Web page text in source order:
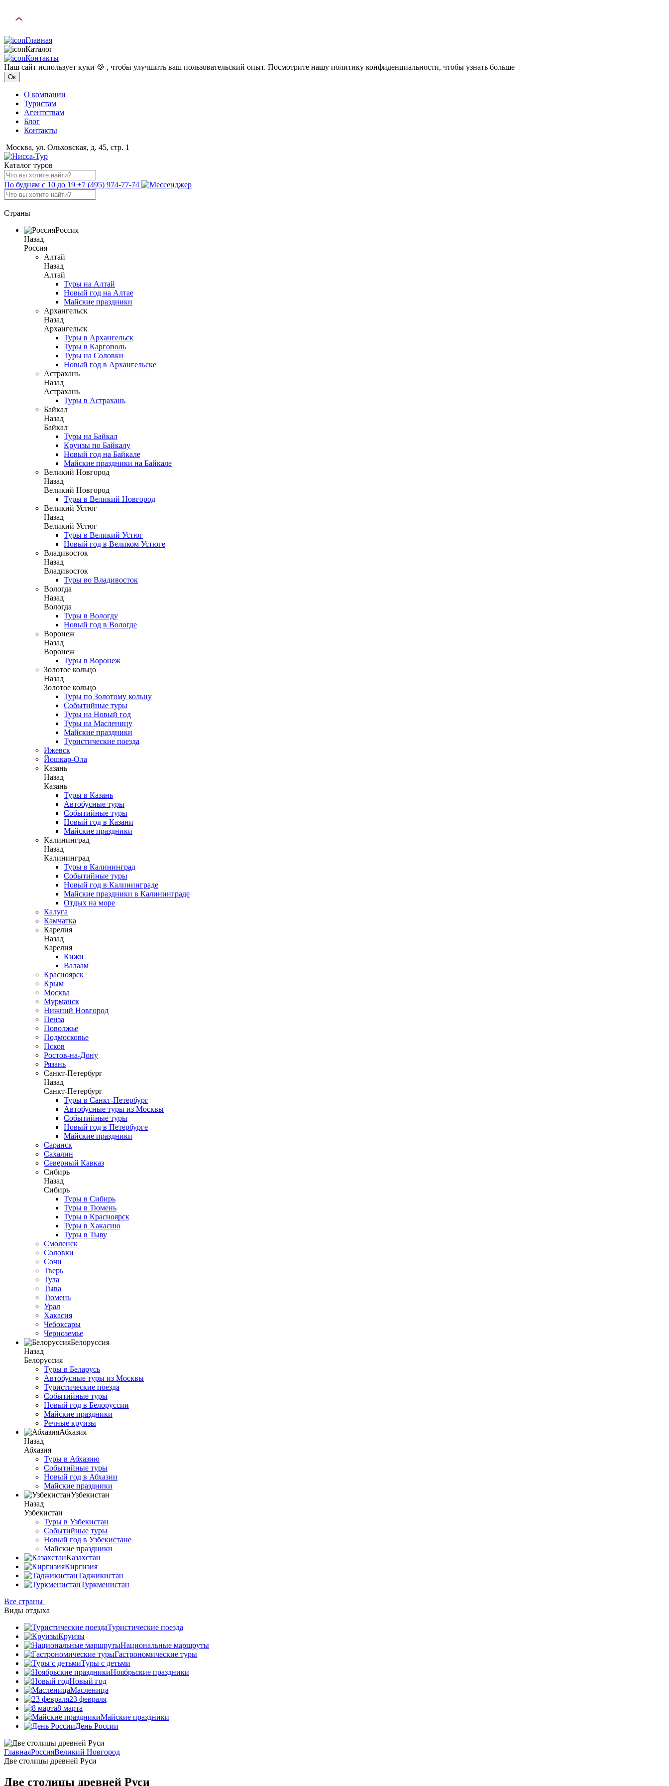
Главная
Каталог
Контакты
Наш сайт использует куки 🍪 , чтобы улучшить ваш пользовательский опыт. Посмотрите нашу политику конфиденциальности, чтобы узнать больше
Ок
О компании
Туристам
Агентствам
Блог
Контакты
Москва, ул. Ольховская, д. 45, стр. 1
Каталог туров
По будням с 10 до 19 +7 (495) 974-77-74
Страны
Россия
Назад
Россия
Алтай
Назад
Алтай
Туры на Алтай
Новый год на Алтае
Майские праздники
Архангельск
Назад
Архангельск
Туры в Архангельск
Туры в Каргополь
Туры на Соловки
Новый год в Архангельске
Астрахань
Назад
Астрахань
Туры в Астрахань
Байкал
Назад
Байкал
Туры на Байкал
Круизы по Байкалу
Новый год на Байкале
Майские праздники на Байкале
Великий Новгород
Назад
Великий Новгород
Туры в Великий Новгород
Великий Устюг
Назад
Великий Устюг
Туры в Великий Устюг
Новый год в Великом Устюге
Владивосток
Назад
Владивосток
Туры во Владивосток
Вологда
Назад
Вологда
Туры в Вологду
Новый год в Вологде
Воронеж
Назад
Воронеж
Туры в Воронеж
Золотое кольцо
Назад
Золотое кольцо
Туры по Золотому кольцу
Событийные туры
Туры на Новый год
Туры на Масленицу
Майские праздники
Туристические поезда
Ижевск
Йошкар-Ола
Казань
Назад
Казань
Туры в Казань
Автобусные туры
Событийные туры
Новый год в Казани
Майские праздники
Калининград
Назад
Калининград
Туры в Калининград
Событийные туры
Новый год в Калининграде
Майские праздники в Калининграде
Отдых на море
Калуга
Камчатка
Карелия
Назад
Карелия
Кижи
Валаам
Красноярск
Крым
Москва
Мурманск
Нижний Новгород
Пенза
Поволжье
Подмосковье
Псков
Ростов-на-Дону
Рязань
Санкт-Петербург
Назад
Санкт-Петербург
Туры в Санкт-Петербург
Автобусные туры из Москвы
Событийные туры
Новый год в Петербурге
Майские праздники
Саранск
Сахалин
Северный Кавказ
Сибирь
Назад
Сибирь
Туры в Сибирь
Туры в Тюмень
Туры в Красноярск
Туры в Хакасию
Туры в Тыву
Смоленск
Соловки
Сочи
Тверь
Тула
Тыва
Тюмень
Урал
Хакасия
Чебоксары
Черноземье
Белоруссия
Назад
Белоруссия
Туры в Беларусь
Автобусные туры из Москвы
Туристические поезда
Событийные туры
Новый год в Белоруссии
Майские праздники
Речные круизы
Абхазия
Назад
Абхазия
Туры в Абхазию
Событийные туры
Новый год в Абхазии
Майские праздники
Узбекистан
Назад
Узбекистан
Туры в Узбекистан
Событийные туры
Новый год в Узбекистане
Майские праздники
Казахстан
Киргизия
Таджикистан
Туркменистан
Все страны
Виды отдыха
Туристические поезда
Круизы
Национальные маршруты
Гастрономические туры
Туры с детьми
Ноябрьские праздники
Новый год
Масленица
23 февраля
8 марта
Майские праздники
День России
ГлавнаяРоссияВеликий Новгород
Две столицы древней Руси
Две столицы древней Руси